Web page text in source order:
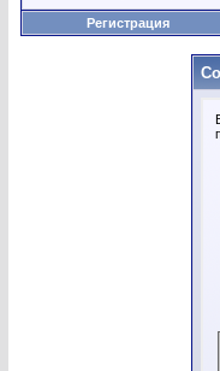
Регистрация